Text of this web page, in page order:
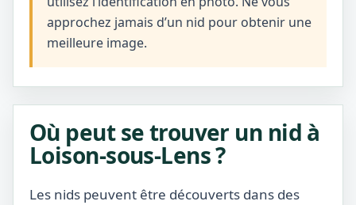
approchez jamais d’un nid pour obtenir une
meilleure image.
Où peut se trouver un nid à
Loison-sous-Lens ?
Les nids peuvent être découverts dans des